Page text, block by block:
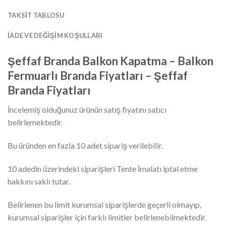
TAKSIT TABLOSU
İADE VE DEĞIŞIM KOŞULLARI
Şeffaf Branda Balkon Kapatma – Balkon
Fermuarlı Branda Fiyatları – Şeffaf
Branda Fiyatları
İncelemiş olduğunuz ürünün satış fiyatını satıcı
belirlemektedir.
Bu üründen en fazla 10 adet sipariş verilebilir.
10 adedin üzerindeki siparişleri Tente İmalatı iptal etme
hakkını saklı tutar.
Belirlenen bu limit kurumsal siparişlerde geçerli olmayıp,
kurumsal siparişler için farklı limitler belirlenebilmektedir.